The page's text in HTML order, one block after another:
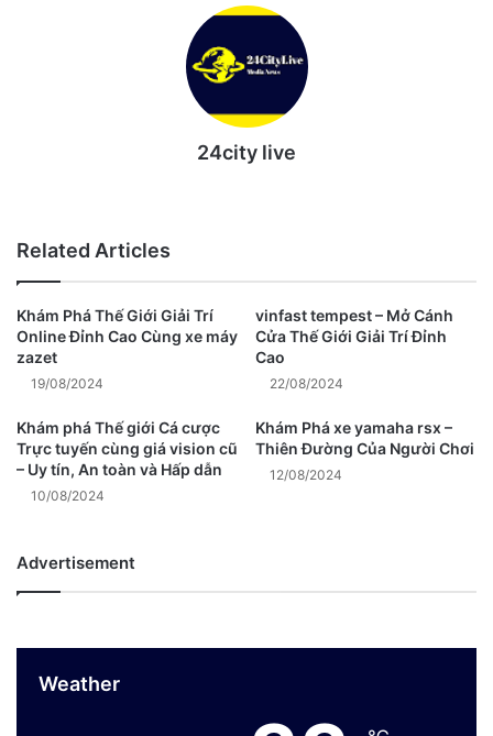
24city live
Related Articles
Khám Phá Thế Giới Giải Trí
Online Đỉnh Cao Cùng xe máy
zazet
19/08/2024
vinfast tempest – Mở Cánh
Cửa Thế Giới Giải Trí Đỉnh
Cao
22/08/2024
Khám phá Thế giới Cá cược
Trực tuyến cùng giá vision cũ
– Uy tín, An toàn và Hấp dẫn
10/08/2024
Khám Phá xe yamaha rsx –
Thiên Đường Của Người Chơi
12/08/2024
Advertisement
Weather